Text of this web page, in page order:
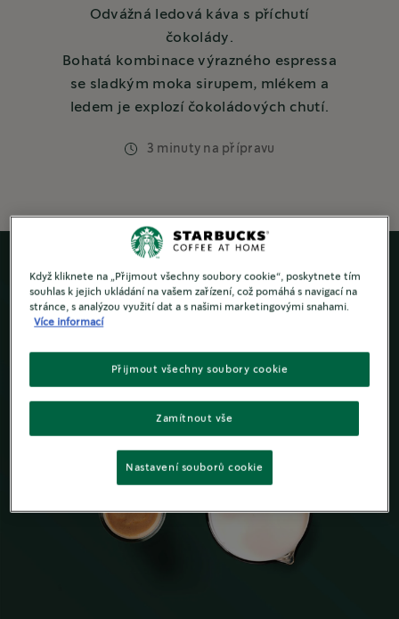
Odvážná ledová káva s příchutí
čokolády.
Bohatá kombinace výrazného espressa
se sladkým moka sirupem, mlékem a
ledem je explozí čokoládových chutí.
3 minuty na přípravu
Když kliknete na „Přijmout všechny soubory cookie“, poskytnete tím
souhlas k jejich ukládání na vašem zařízení, což pomáhá s navigací na
stránce, s analýzou využití dat a s našimi marketingovými snahami.
Více informací
Zamítnout vše
Přijmout všechny soubory cookie
Nastavení souborů cookie